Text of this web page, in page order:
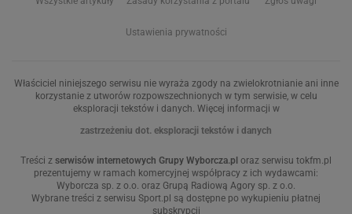
Ustawienia prywatności
Właściciel niniejszego serwisu nie wyraża zgody na zwielokrotnianie ani inne
korzystanie z utworów rozpowszechnionych w tym serwisie, w celu
eksploracji tekstów i danych. Więcej informacji w
zastrzeżeniu dot. eksploracji tekstów i danych
Treści z serwisów internetowych Grupy Wyborcza.pl oraz serwisu tokfm.pl
prezentujemy w ramach komercyjnej współpracy z ich wydawcami:
Wyborcza sp. z o.o. oraz Grupą Radiową Agory sp. z o.o.
Wybrane treści z serwisu Sport.pl są dostępne po wykupieniu płatnej
subskrypcji